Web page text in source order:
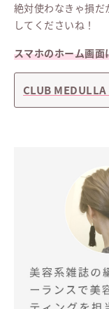
絶対使わなきゃ損だ
してくださいね！
スマホのホーム画
CLUB